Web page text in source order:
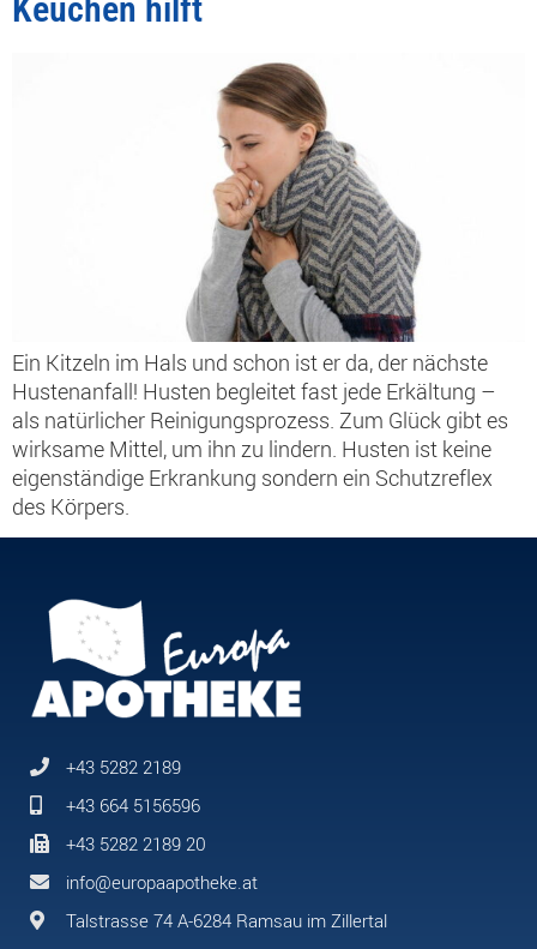
Keuchen hilft
Ein Kitzeln im Hals und schon ist er da, der nächste
Hustenanfall! Husten begleitet fast jede Erkältung –
als natürlicher Reinigungsprozess. Zum Glück gibt es
wirksame Mittel, um ihn zu lindern. Husten ist keine
eigenständige Erkrankung sondern ein Schutzreflex
des Körpers.
+43 5282 2189
+43 664 5156596
+43 5282 2189 20
info@europaapotheke.at
Talstrasse 74 A-6284 Ramsau im Zillertal